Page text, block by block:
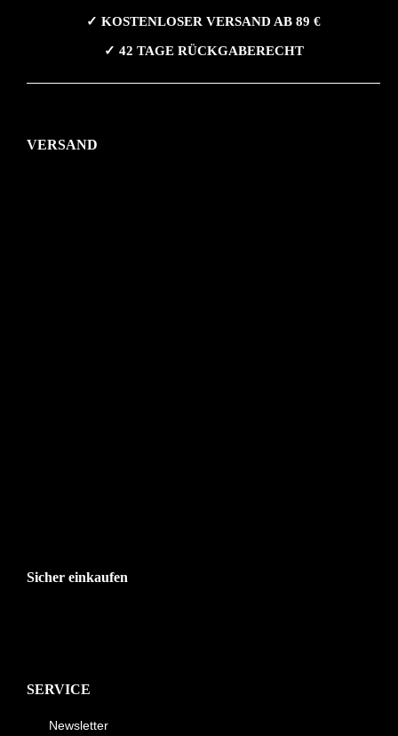
✓ KOSTENLOSER VERSAND AB 89 €
✓ 42 TAGE RÜCKGABERECHT
VERSAND
Sicher einkaufen
SERVICE
Newsletter